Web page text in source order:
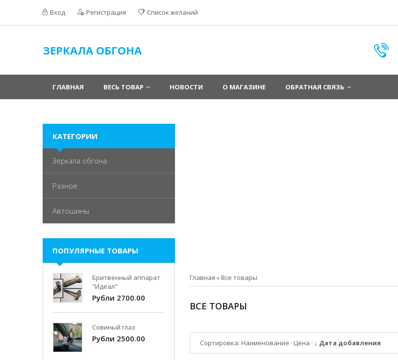
Вход Регистрация Список желаний
ЗЕРКАЛА ОБГОНА
ГЛАВНАЯ ВЕСЬ ТОВАР НОВОСТИ О МАГАЗИНЕ ОБРАТНАЯ СВЯЗЬ
Главная » Все товары
ВСЕ ТОВАРЫ
Сортировка: Наименование · Цена · ↓ Дата добавления
КАТЕГОРИИ
Зеркала обгона
Разное
Автошины
ПОПУЛЯРНЫЕ ТОВАРЫ
Бритвенный аппарат
"Идеал"
Рубли 2700.00
Совиный глаз
Рубли 2500.00